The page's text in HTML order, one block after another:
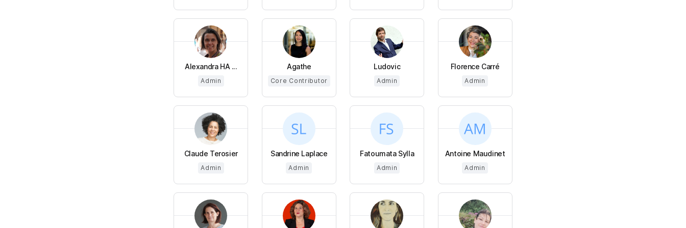
Alexandra HA ...
Admin
Agathe
Core Contributor
Ludovic
Admin
Florence Carré
Admin
Claude Terosier
Admin
Sandrine Laplace
Admin
Fatoumata Sylla
Admin
Antoine Maudinet
Admin